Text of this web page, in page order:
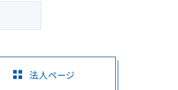
法人ページ